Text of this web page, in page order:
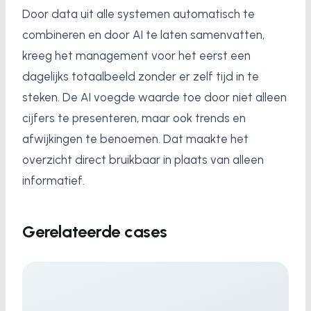
Door data uit alle systemen automatisch te
combineren en door AI te laten samenvatten,
kreeg het management voor het eerst een
dagelijks totaalbeeld zonder er zelf tijd in te
steken. De AI voegde waarde toe door niet alleen
cijfers te presenteren, maar ook trends en
afwijkingen te benoemen. Dat maakte het
overzicht direct bruikbaar in plaats van alleen
informatief.
Gerelateerde cases